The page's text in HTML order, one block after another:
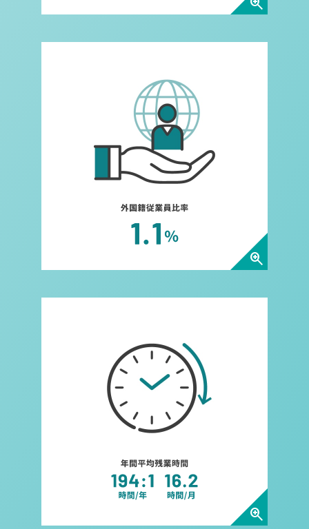
外国籍従業員比率についてダ
zoom_in
年間平均残業時間についてダ
zoom_in